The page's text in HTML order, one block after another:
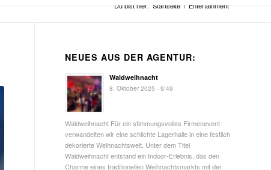
Du bist hier: Startseite / Entertainment
NEUES AUS DER AGENTUR:
Waldweihnacht
8. Oktober 2025 - 9:49
Waldweihnacht Für ein stimmungsvolles Firmenevent
verwandelten wir eine schlichte Lagerhalle in eine festlich
dekorierte Weihnachtswelt. Unter dem Titel
Waldweihnacht entstand ein Indoor-Erlebnis, das den
Charme eines traditionellen Weihnachtsmarkts mit der